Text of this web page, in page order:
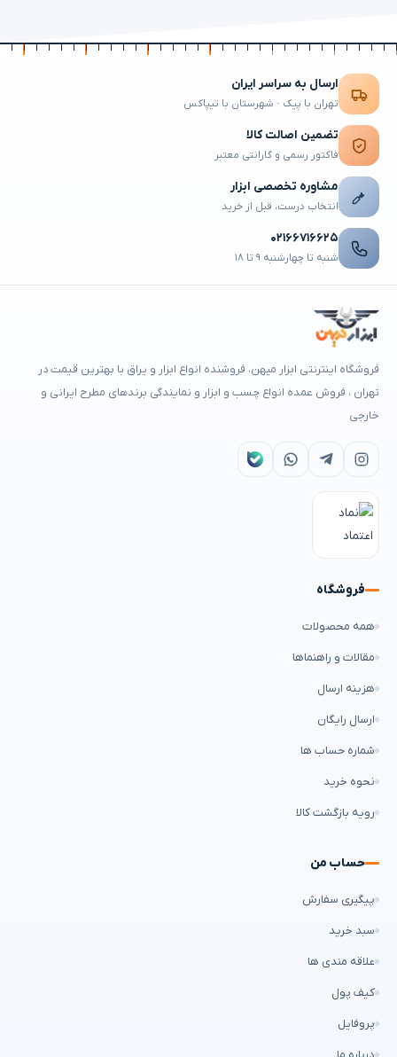
ارسال به سراسر ایران
تهران با پیک · شهرستان با تیپاکس
تضمین اصالت کالا
فاکتور رسمی و گارانتی معتبر
مشاوره تخصصی ابزار
انتخاب درست، قبل از خرید
۰۲۱۶۶۷۱۶۶۲۵
شنبه تا چهارشنبه ۹ تا ۱۸
فروشگاه اینترنتی ابزار میهن، فروشنده انواع ابزار و یراق با بهترین قیمت در
تهران ، فروش عمده انواع چسب و ابزار و نمایندگی برندهای مطرح ایرانی و
خارجی
فروشگاه
همه محصولات
مقالات و راهنماها
هزینه ارسال
ارسال رایگان
شماره حساب ها
نحوه خرید
رویه بازگشت کالا
حساب من
پیگیری سفارش
سبد خرید
علاقه مندی ها
کیف پول
پروفایل